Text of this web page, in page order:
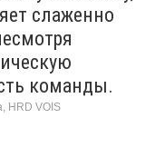
слаженно
команды.
HRD VOIS